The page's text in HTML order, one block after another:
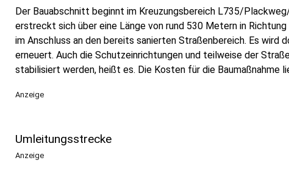
Der Bauabschnitt beginnt im Kreuzungsbereich L735/
erstreckt sich über eine Länge von rund 530 Metern in
im Anschluss an den bereits sanierten Straßenbereich. Es wird
erneuert. Auch die Schutzeinrichtungen und teilweise der
stabilisiert werden, heißt es. Die Kosten für die Baumaßnahme
Anzeige
Umleitungsstrecke
Anzeige